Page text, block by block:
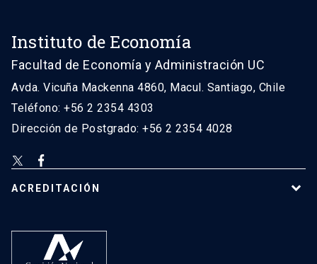
Instituto de Economía
Facultad de Economía y Administración UC
Avda. Vicuña Mackenna 4860, Macul. Santiago, Chile
Teléfono: +56 2 2354 4303
Dirección de Postgrado: +56 2 2354 4028
ACREDITACIÓN